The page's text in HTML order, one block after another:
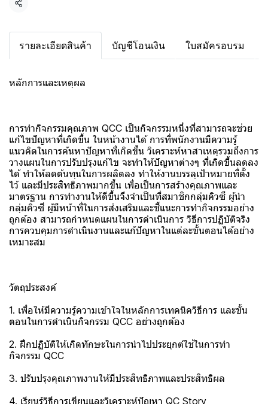
แชร์
รายละเอียดสินค้า บัญชีโอนเงิน ใบสมัครอบรม
หลักการและเหตุผล
การทำกิจกรรมคุณภาพ QCC เป็นกิจกรรมหนึ่งที่สามารถจะช่วย
แก้ไขปัญหาที่เกิดขึ้น ในหน้างานได้ การที่พนักงานมีความรู้
แนวคิดในการค้นหาปัญหาที่เกิดขึ้น วิเคราะห์หาสาเหตุรวมถึงการ
วางแผนในการปรับปรุงแก้ไข จะทำให้ปัญหาต่างๆ ที่เกิดขึ้นลดลง
ได้ ทำให้ลดต้นทุนในการผลิตลง ทำให้งานบรรลุเป้าหมายที่ตั้ง
ไว้ และมีประสิทธิภาพมากขึ้น เพื่อเป็นการสร้างคุณภาพและ
มาตรฐาน การทำงานให้ดีขึ้นจึงจำเป็นที่สมาชิกกลุ่มคิวซี ผู้นำ
กลุ่มคิวซี ผู้มีหน้าที่ในการส่งเสริมและชี้แนะการทำกิจกรรมอย่าง
ถูกต้อง สามารถกำหนดแผนในการดำเนินการ วิธีการปฏิบัติจริง
การควบคุมการดำเนินงานและแก้ปัญหาในแต่ละขั้นตอนได้อย่าง
เหมาะสม
วัตถุประสงค์
1. เพื่อให้มีความรู้ความเข้าใจในหลักการเทคนิควิธีการ และขั้น
ตอนในการดำเนินกิจกรรม QCC อย่างถูกต้อง
2. ฝึกปฏิบัติให้เกิดทักษะในการนำไปประยุกต์ใช้ในการทำ
กิจกรรม QCC
3. ปรับปรุงคุณภาพงานให้มีประสิทธิภาพและประสิทธิผล
4. เรียนรู้วิธีการเขียนและวิเคราะห์ปัญหา QC Story